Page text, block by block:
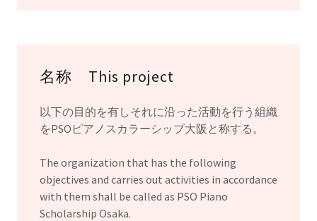
名称 This project
以下の目的を有しそれに沿った活動を行う組織
をPSOピアノスカラーシップ大阪と称する。
The organization that has the following
objectives and carries out activities in accordance
with them shall be called as PSO Piano
Scholarship Osaka.